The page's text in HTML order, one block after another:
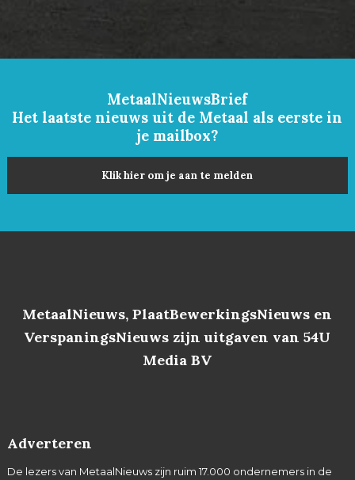
MetaalNieuwsBrief
Het laatste nieuws uit de Metaal als eerste in
je mailbox?
Klik hier om je aan te melden
MetaalNieuws, PlaatBewerkingsNieuws en
VerspaningsNieuws zijn uitgaven van 54U
Media BV
Adverteren
De lezers van MetaalNieuws zijn ruim 17.000 ondernemers in de